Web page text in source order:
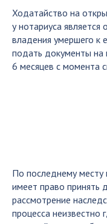
Ходатайство на
у нотариуса
владения умершего к
подать документы
6 месяцев с момента
По последнему месту
имеет право принять
рассмотрение
процесса неизвестно